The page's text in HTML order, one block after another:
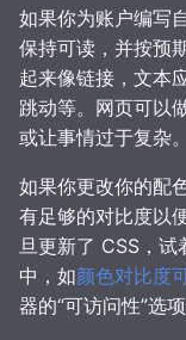
如果你为账户编写
保持可读，并按预
起来像链接，文本
跳动等。网页可以
或让事情过于复杂。
如果你更改你的配
有足够的对比度以
旦更新了 CSS，试
中，如颜色对比度
器的“可访问性”选